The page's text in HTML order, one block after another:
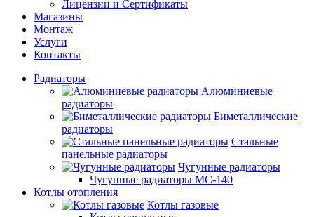
Лицензии и Сертификаты
Магазины
Монтаж
Услуги
Контакты
Радиаторы
Алюминиевые
радиаторы
Биметаллические
радиаторы
Стальные
панельные радиаторы
Чугунные радиаторы
Чугунные радиаторы МС-140
Котлы отопления
Котлы газовые